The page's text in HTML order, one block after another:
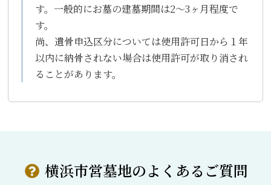
す。一般的にお墓の建墓期間は2～3ヶ月程度で
す。
尚、遺骨申込区分については使用許可日から１年
以内に納骨されない場合は使用許可が取り消され
ることがあります。
横浜市営墓地のよくあるご質問